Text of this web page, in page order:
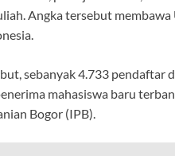
Angka tersebut
sebanyak 4.733 pendaftar
mahasiswa baru
Bogor (IPB).